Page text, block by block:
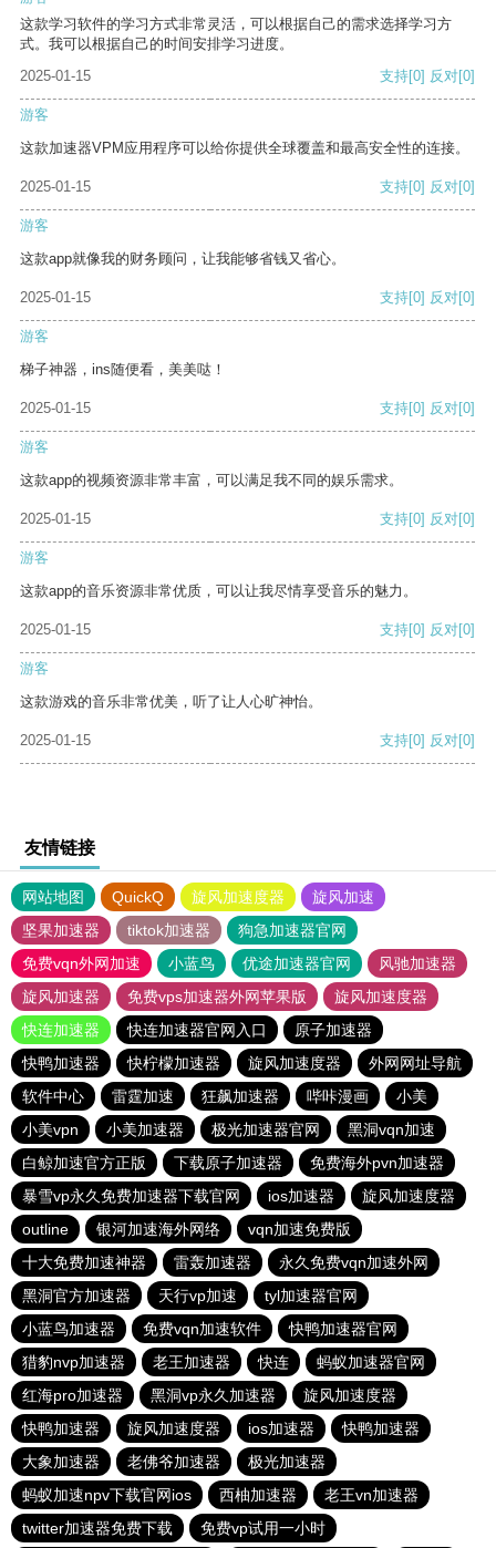
这款学习软件的学习方式非常灵活，可以根据自己的需求选择学习方
式。我可以根据自己的时间安排学习进度。
2025-01-15
支持[0] 反对[0]
游客
这款加速器VPM应用程序可以给你提供全球覆盖和最高安全性的连接。
2025-01-15 支持[0] 反对[0]
游客
这款app就像我的财务顾问，让我能够省钱又省心。
2025-01-15 支持[0] 反对[0]
游客
梯子神器，ins随便看，美美哒！
2025-01-15 支持[0] 反对[0]
游客
这款app的视频资源非常丰富，可以满足我不同的娱乐需求。
2025-01-15 支持[0] 反对[0]
游客
这款app的音乐资源非常优质，可以让我尽情享受音乐的魅力。
2025-01-15 支持[0] 反对[0]
游客
这款游戏的音乐非常优美，听了让人心旷神怡。
2025-01-15 支持[0] 反对[0]
友情链接
网站地图 QuickQ 旋风加速度器
旋风加速
坚果加速器
tiktok加速器
狗急加速器官网
免费vqn外网加速
小蓝鸟 优途加速器官网
风驰加速器
旋风加速器
免费vps加速器外网苹果版
旋风加速度器
快连加速器
快连加速器官网入口
原子加速器
快鸭加速器
快柠檬加速器 旋风加速度器
外网网址导航
软件中心
雷霆加速 狂飙加速器 哔咔漫画
小美
小美vpn
小美加速器 极光加速器官网
黑洞vqn加速
白鲸加速官方正版
下载原子加速器
免费海外pvn加速器
暴雪vp永久免费加速器下载官网
ios加速器
旋风加速度器
outline
银河加速海外网络
vqn加速免费版
十大免费加速神器
雷轰加速器
永久免费vqn加速外网
黑洞官方加速器
天行vp加速
tyl加速器官网
小蓝鸟加速器
免费vqn加速软件
快鸭加速器官网
猎豹nvp加速器
老王加速器 快连
蚂蚁加速器官网
红海pro加速器
黑洞vp永久加速器
旋风加速度器
快鸭加速器
旋风加速度器 ios加速器
快鸭加速器
大象加速器
老佛爷加速器
极光加速器
蚂蚁加速npv下载官网ios
西柚加速器
老王vn加速器
twitter加速器免费下载
免费vp试用一小时